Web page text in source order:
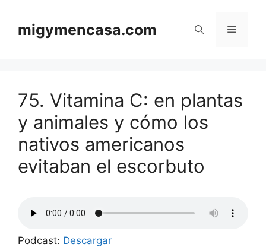
contenido
migymencasa.com Menú
75. Vitamina C: en plantas
y animales y cómo los
nativos americanos
evitaban el escorbuto
Podcast: Descargar